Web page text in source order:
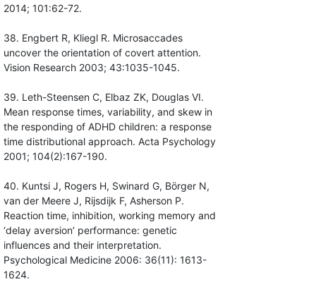
2014; 101:62-72.
38. Engbert R, Kliegl R. Microsaccades
uncover the orientation of covert attention.
Vision Research 2003; 43:1035-1045.
39. Leth-Steensen C, Elbaz ZK, Douglas VI.
Mean response times, variability, and skew in
the responding of ADHD children: a response
time distributional approach. Acta Psychology
2001; 104(2):167-190.
40. Kuntsi J, Rogers H, Swinard G, Börger N,
van der Meere J, Rijsdijk F, Asherson P.
Reaction time, inhibition, working memory and
‘delay aversion’ performance: genetic
influences and their interpretation.
Psychological Medicine 2006: 36(11): 1613-
1624.